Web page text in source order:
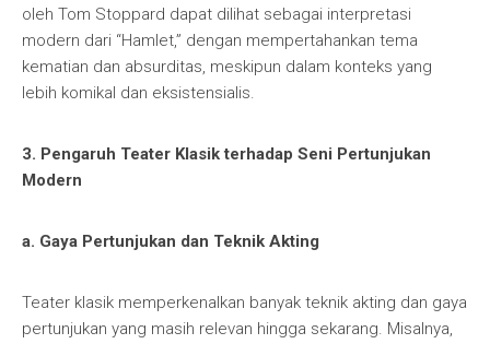
oleh Tom Stoppard dapat dilihat sebagai interpretasi
modern dari “Hamlet,” dengan mempertahankan tema
kematian dan absurditas, meskipun dalam konteks yang
lebih komikal dan eksistensialis.
3. Pengaruh Teater Klasik terhadap Seni Pertunjukan
Modern
a. Gaya Pertunjukan dan Teknik Akting
Teater klasik memperkenalkan banyak teknik akting dan gaya
pertunjukan yang masih relevan hingga sekarang. Misalnya,